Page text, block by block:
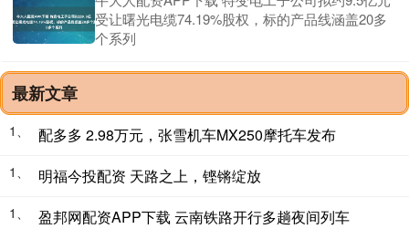
受让曙光电缆74.19%股权，标的产品线涵盖20多
个系列
最新文章
1、 配多多 2.98万元，张雪机车MX250摩托车发布
1、 明福今投配资 天路之上，铿锵绽放
1、 盈邦网配资APP下载 云南铁路开行多趟夜间列车